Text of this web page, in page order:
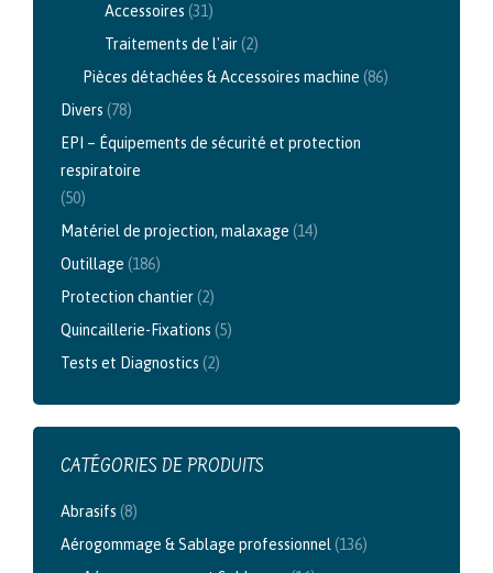
Accessoires (31)
Traitements de l'air(2)
Pièces détachées & Accessoires machine (86)
Divers (78)
EPI – Équipements de sécurité et protection
respiratoire
(50)
Matériel de projection, malaxage (14)
Outillage (186)
Protection chantier(2)
Quincaillerie-Fixations (5)
Tests et Diagnostics (2)
CATÉGORIES DE PRODUITS
Abrasifs (8)
Aérogommage & Sablage professionnel (136)